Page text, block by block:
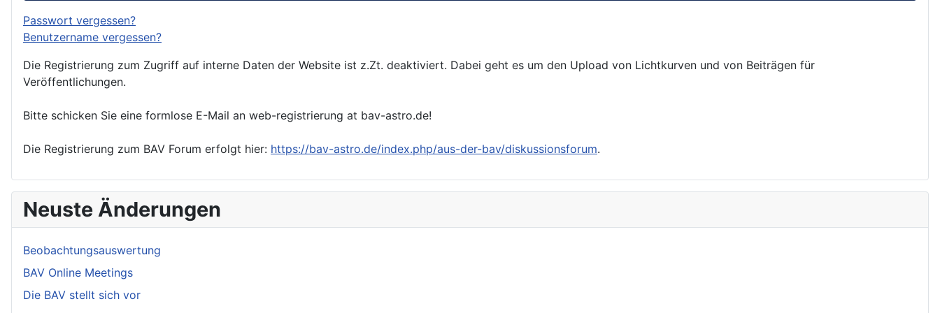
Passwort vergessen?
Benutzername vergessen?
Die Registrierung zum Zugriff auf interne Daten der Website ist z.Zt. deaktiviert. Dabei geht es um den Upload von Lichtkurven und von Beiträgen für
Veröffentlichungen.
Bitte schicken Sie eine formlose E-Mail an web-registrierung at bav-astro.de!
Die Registrierung zum BAV Forum erfolgt hier: https://bav-astro.de/index.php/aus-der-bav/diskussionsforum.
Neuste Änderungen
Beobachtungsauswertung
BAV Online Meetings
Die BAV stellt sich vor